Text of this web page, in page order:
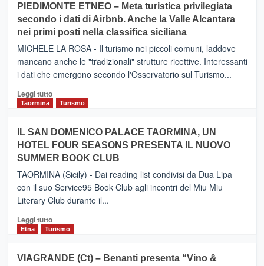
CATANIA
–
Inaugurato
il
nuovo
collegamento
tra
e
Zanzibar
da
Neos
PIEDIMONTE ETNEO – Meta turistica privilegiata
secondo i dati di Airbnb. Anche la Valle Alcantara
nei primi posti nella classifica siciliana
MICHELE LA ROSA - Il turismo nei piccoli comuni, laddove
mancano anche le "tradizionali" strutture ricettive. Interessanti
i dati che emergono secondo l'Osservatorio sul Turismo...
Leggi tuttoLeggi
PIEDIMONTE
ETNEO
–
Meta
turistica
privilegiata
secondo
dati
di
Anche
Taormina Turismo
IL SAN DOMENICO PALACE TAORMINA, UN
HOTEL FOUR SEASONS PRESENTA IL NUOVO
SUMMER BOOK CLUB
TAORMINA (Sicily) - Dai reading list condivisi da Dua Lipa
con il suo Service95 Book Club agli incontri del Miu Miu
Literary Club durante il...
Leggi tuttoLeggi
di
IL
Etna Turismo
VIAGRANDE (Ct) – Benanti presenta “Vino &